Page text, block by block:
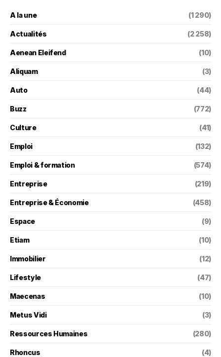
A la une (1 290)
Actualités (2 258)
Aenean Eleifend (10)
Aliquam (3)
Auto (44)
Buzz (772)
Culture (41)
Emploi (132)
Emploi & formation (574)
Entreprise (219)
Entreprise & Économie (458)
Espace (9)
Etiam (10)
Immobilier (12)
Lifestyle (47)
Maecenas (10)
Metus Vidi (3)
Ressources Humaines (280)
Rhoncus (4)